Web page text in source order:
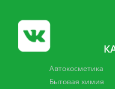
Автокосметика
Бытовая химия